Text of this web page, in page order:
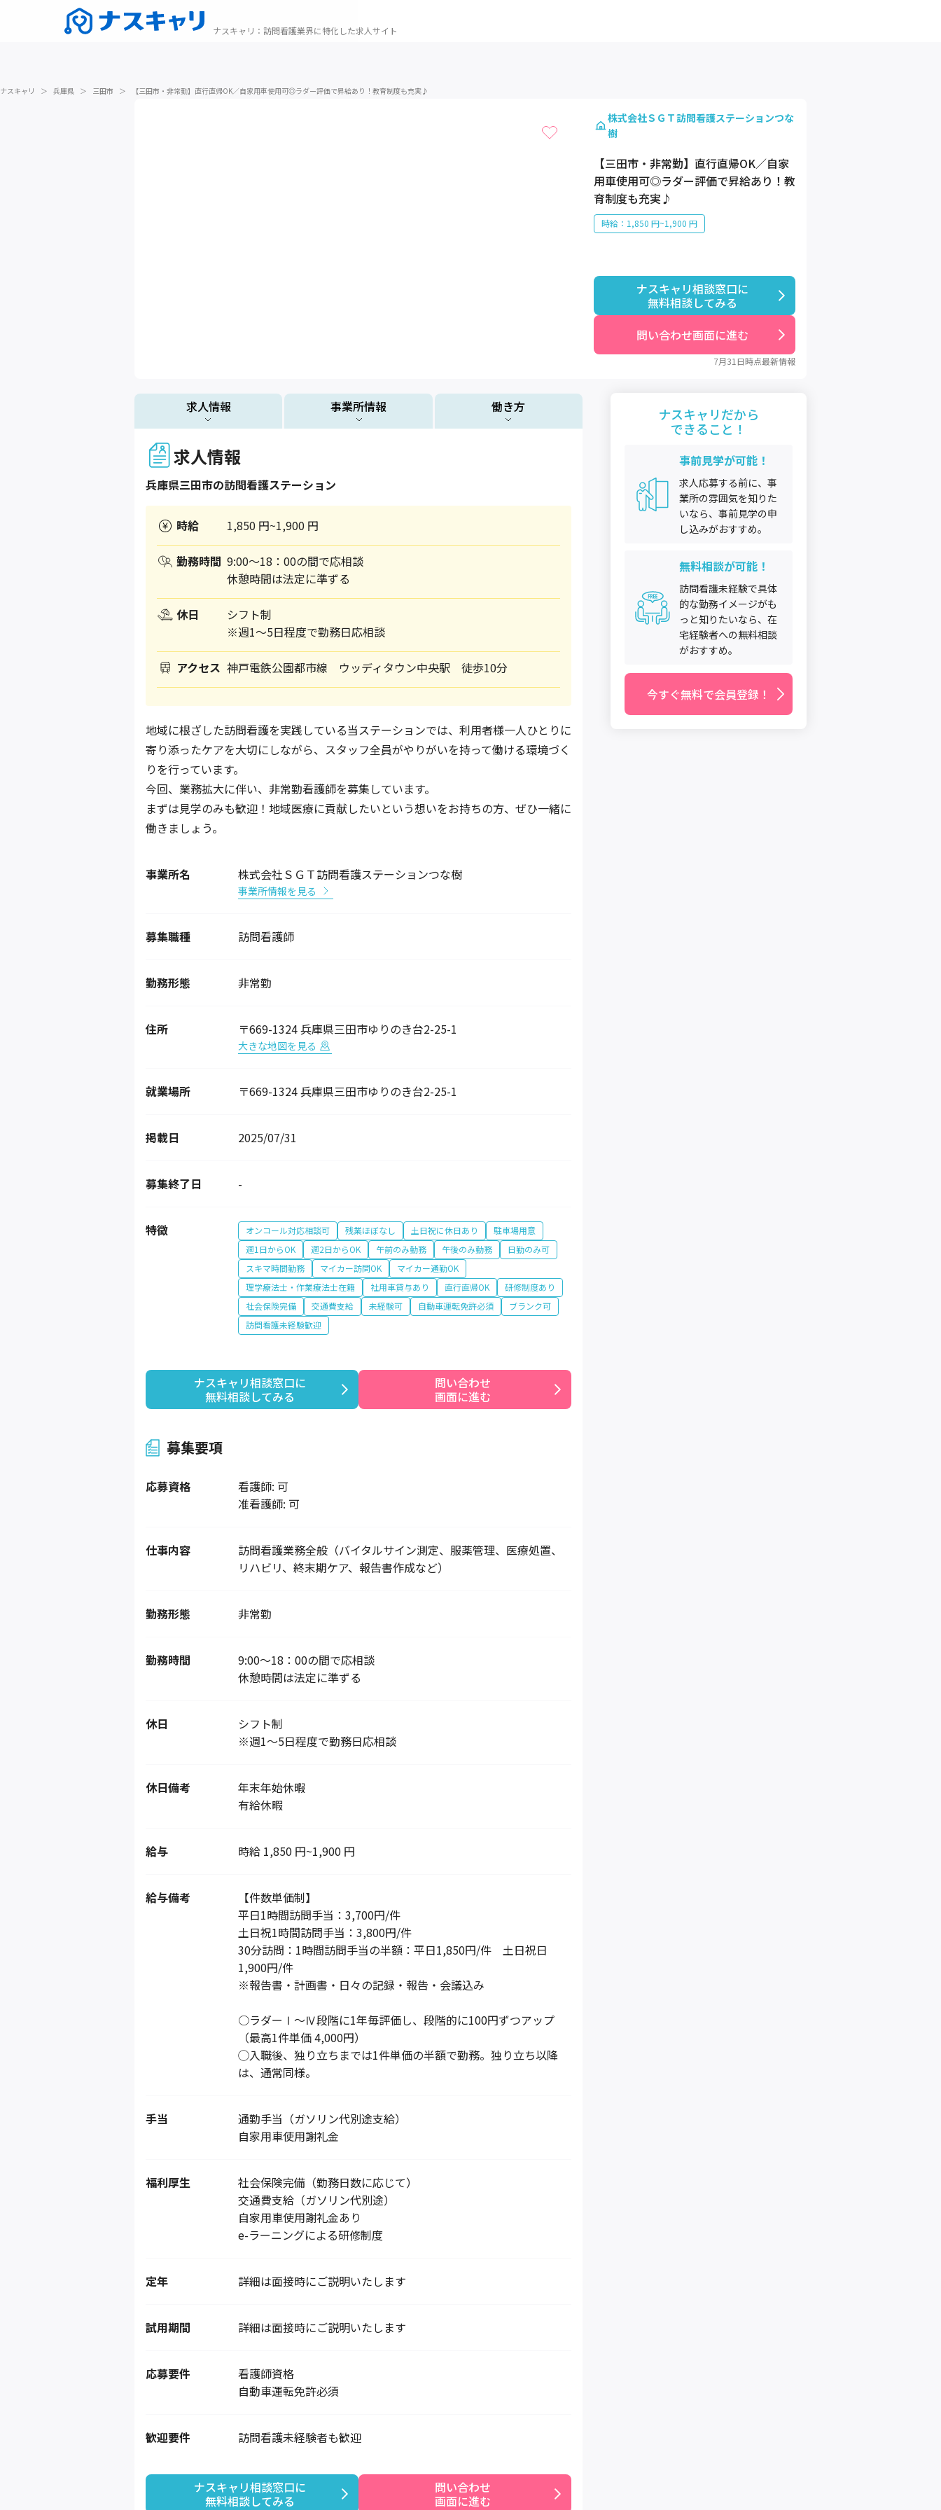
ナスキャリ ： 訪問看護業界に特化した求人サイト
ナスキャリ ＞ 兵庫県 ＞ 三田市 ＞ 【三田市・非常勤】直行直帰OK／自家用車使用可◎ラダー評価で昇給あり！教育制度も充実♪
株式会社ＳＧＴ訪問看護ステーションつな
樹
【三田市・非常勤】直行直帰OK／自家
用車使用可◎ラダー評価で昇給あり！教
育制度も充実♪
時給：1,850 円~1,900 円
ナスキャリ相談窓口に
無料相談してみる
問い合わせ画面に進む
7月31日時点最新情報
求人情報 事業所情報 働き方
求人情報
兵庫県三田市の訪問看護ステーション
時給 1,850 円~1,900 円
勤務時間 9:00～18：00の間で応相談
休憩時間は法定に準ずる
休日
シフト制
※週1～5日程度で勤務日応相談
アクセス 神戸電鉄公園都市線 ウッディタウン中央駅 徒歩10分
地域に根ざした訪問看護を実践している当ステーションでは、利用者様一人ひとりに
寄り添ったケアを大切にしながら、スタッフ全員がやりがいを持って働ける環境づく
りを行っています。
今回、業務拡大に伴い、非常勤看護師を募集しています。
まずは見学のみも歓迎！地域医療に貢献したいという想いをお持ちの方、ぜひ一緒に
働きましょう。
事業所名 株式会社ＳＧＴ訪問看護ステーションつな樹
事業所情報を見る
募集職種 訪問看護師
勤務形態 非常勤
住所 〒669-1324 兵庫県三田市ゆりのき台2-25-1
大きな地図を見る
就業場所 〒669-1324 兵庫県三田市ゆりのき台2-25-1
掲載日 2025/07/31
募集終了日 -
特徴 オンコール対応相談可 残業ほぼなし 土日祝に休日あり
駐車場用意
週1日からOK
週2日からOK 午前のみ勤務 午後のみ勤務
日勤のみ可
スキマ時間勤務
マイカー訪問OK
マイカー通勤OK
理学療法士・作業療法士在籍
社用車貸与あり 直行直帰OK
研修制度あり
社会保険完備
交通費支給 未経験可 自動車運転免許必須
ブランク可
訪問看護未経験歓迎
ナスキャリ相談窓口に
無料相談してみる
問い合わせ
画面に進む
募集要項
応募資格
看護師: 可
准看護師: 可
仕事内容
訪問看護業務全般（バイタルサイン測定、服薬管理、医療処置、
リハビリ、終末期ケア、報告書作成など）
勤務形態 非常勤
勤務時間
9:00～18：00の間で応相談
休憩時間は法定に準ずる
休日
シフト制
※週1～5日程度で勤務日応相談
休日備考
年末年始休暇
有給休暇
給与 時給 1,850 円~1,900 円
給与備考
【件数単価制】
平日1時間訪問手当：3,700円/件
土日祝1時間訪問手当：3,800円/件
30分訪問：1時間訪問手当の半額：平日1,850円/件 土日祝日
1,900円/件
※報告書・計画書・日々の記録・報告・会議込み
○ラダーⅠ～Ⅳ段階に1年毎評価し、段階的に100円ずつアップ
（最高1件単価 4,000円）
◯入職後、独り立ちまでは1件単価の半額で勤務。独り立ち以降
は、通常同様。
手当
通勤手当（ガソリン代別途支給）
自家用車使用謝礼金
福利厚生
社会保険完備（勤務日数に応じて）
交通費支給（ガソリン代別途）
自家用車使用謝礼金あり
e-ラーニングによる研修制度
定年 詳細は面接時にご説明いたします
試用期間 詳細は面接時にご説明いたします
応募要件
看護師資格
自動車運転免許必須
歓迎要件 訪問看護未経験者も歓迎
ナスキャリ相談窓口に
無料相談してみる
問い合わせ
画面に進む
ナスキャリだから
できること！
事前見学が可能！
求人応募する前に、事
業所の雰囲気を知りた
いなら、事前見学の申
し込みがおすすめ。
無料相談が可能！
訪問看護未経験で具体
的な勤務イメージがも
っと知りたいなら、在
宅経験者への無料相談
がおすすめ。
今すぐ無料で会員登録！